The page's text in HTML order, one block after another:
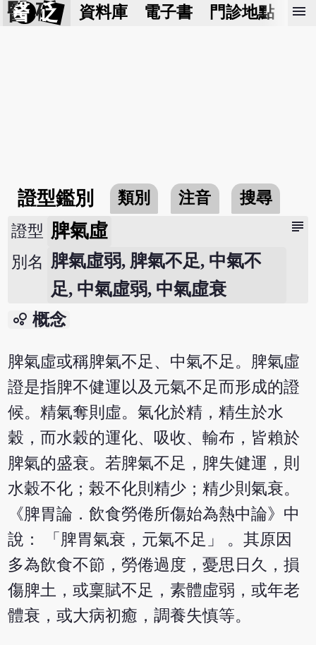
醫 砭 資料庫 電子書 門診地點 預
menu
證型鑑別 類別 注音 搜尋
subject
證型 脾氣虛
別名 脾氣虛弱, 脾氣不足, 中氣不
足, 中氣虛弱, 中氣虛衰
bubble_chart 概念
脾氣虛或稱脾氣不足、中氣不足。脾氣虛
證是指脾不健運以及元氣不足而形成的證
候。精氣奪則虛。氣化於精，精生於水
穀，而水穀的運化、吸收、輸布，皆賴於
脾氣的盛衰。若脾氣不足，脾失健運，則
水穀不化；榖不化則精少；精少則氣衰。
《脾胃論．飲食勞倦所傷始為熱中論》中
說： 「脾胃氣衰，元氣不足」 。其原因
多為飲食不節，勞倦過度，憂思日久，損
傷脾土，或稟賦不足，素體虛弱，或年老
體衰，或大病初癒，調養失慎等。